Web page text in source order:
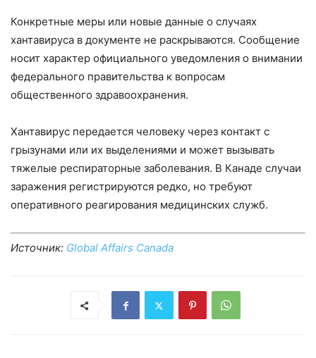
Конкретные меры или новые данные о случаях
хантавируса в документе не раскрываются. Сообщение
носит характер официального уведомления о внимании
федерального правительства к вопросам
общественного здравоохранения.
Хантавирус передается человеку через контакт с
грызунами или их выделениями и может вызывать
тяжелые респираторные заболевания. В Канаде случаи
заражения регистрируются редко, но требуют
оперативного реагирования медицинских служб.
Источник: Global Affairs Canada